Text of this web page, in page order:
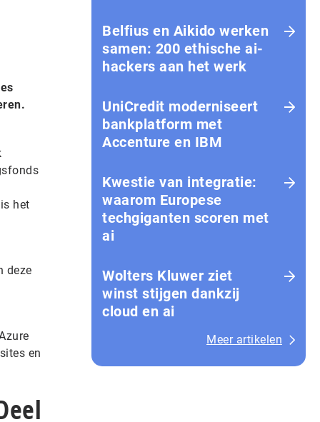
het
deze
en
Belfius en Aikido werken
samen: 200 ethische ai-
hackers aan het werk
UniCredit moderniseert
bankplatform met
Accenture en IBM
Kwestie van integratie:
waarom Europese
techgiganten scoren met
ai
Wolters Kluwer ziet
winst stijgen dankzij
cloud en ai
Meer artikelen